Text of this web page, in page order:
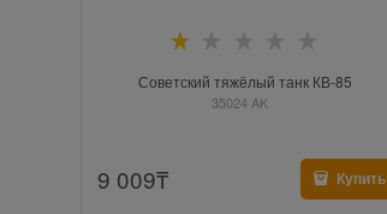
Советский тяжёлый танк КВ-85
35024 AK
9 009₸ Купить